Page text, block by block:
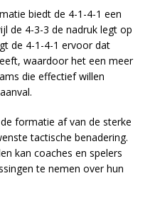
biedt de 4-1-4-1 een
de 4-3-3 de nadruk legt op
de 4-1-4-1 ervoor dat
waardoor het een meer
die effectief willen
formatie af van de sterke
tactische benadering.
kan coaches en spelers
te nemen over hun